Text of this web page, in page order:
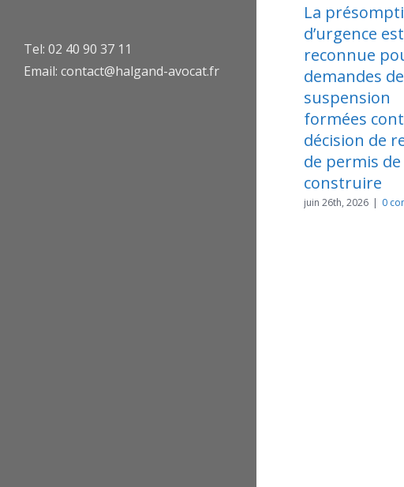
Tel: 02 40 90 37 11
Email: contact@halgand-avocat.fr
demandes de
formées contre une
0 commentaire
Les
règles
le PLU
encadrées
juin 26th, 2026 |